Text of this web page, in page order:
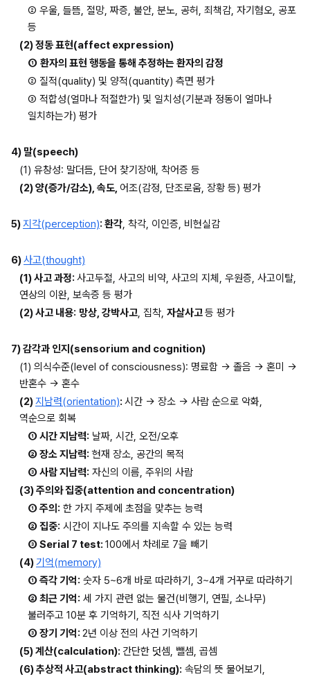
② 우울, 들뜸, 절망, 짜증, 불안, 분노, 공허, 죄책감, 자기혐오, 공포
등
(2) 정동 표현(affect expression)
① 환자의 표현 행동을 통해 추정하는 환자의 감정
② 질적(quality) 및 양적(quantity) 측면 평가
③ 적합성(얼마나 적절한가) 및 일치성(기분과 정동이 얼마나
일치하는가) 평가
4) 말(speech)
(1) 유창성: 말더듬, 단어 찾기장애, 착어증 등
(2) 양(증가/감소), 속도, 어조(감정, 단조로움, 장황 등) 평가
5) 지각(perception): 환각, 착각, 이인증, 비현실감
6) 사고(thought)
(1) 사고 과정: 사고두절, 사고의 비약, 사고의 지체, 우원증, 사고이탈,
연상의 이완, 보속증 등 평가
(2) 사고 내용: 망상, 강박사고, 집착, 자살사고 등 평가
7) 감각과 인지(sensorium and cognition)
(1) 의식수준(level of consciousness): 명료함 → 졸음 → 혼미 →
반혼수 → 혼수
(2) 지남력(orientation): 시간 → 장소 → 사람 순으로 악화,
역순으로 회복
① 시간 지남력: 날짜, 시간, 오전/오후
② 장소 지남력: 현재 장소, 공간의 목적
③ 사람 지남력: 자신의 이름, 주위의 사람
(3) 주의와 집중(attention and concentration)
① 주의: 한 가지 주제에 초점을 맞추는 능력
② 집중: 시간이 지나도 주의를 지속할 수 있는 능력
③ Serial 7 test: 100에서 차례로 7을 빼기
(4) 기억(memory)
① 즉각 기억: 숫자 5~6개 바로 따라하기, 3~4개 거꾸로 따라하기
② 최근 기억: 세 가지 관련 없는 물건(비행기, 연필, 소나무)
불러주고 10분 후 기억하기, 직전 식사 기억하기
③ 장기 기억: 2년 이상 전의 사건 기억하기
(5) 계산(calculation): 간단한 덧셈, 뺄셈, 곱셈
(6) 추상적 사고(abstract thinking): 속담의 뜻 물어보기,